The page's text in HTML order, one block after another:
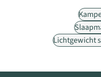
Lichtgewicht